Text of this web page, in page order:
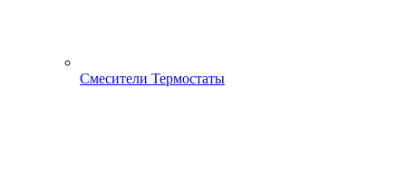
Смесители Термостаты